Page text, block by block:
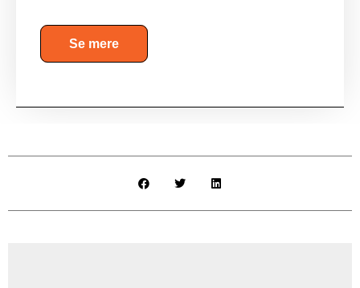
Se mere